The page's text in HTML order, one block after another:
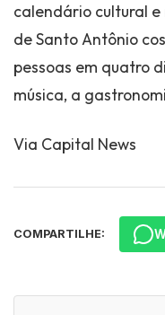
calendário cultural
de Santo Antônio
pessoas em quatro
música, a
Via Capital News
COMPARTILHE: